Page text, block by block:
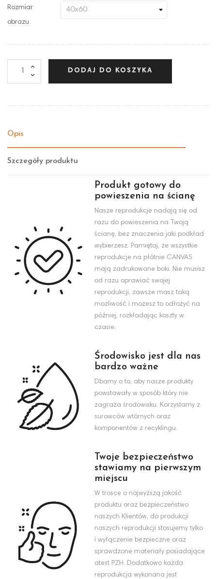
Rozmiar
obrazu
DODAJ DO KOSZYKA
Opis
Szczegóły produktu
Produkt gotowy do
powieszenia na ścianę
Nasze reprodukcje nadają się od
razu do powieszenia na Twoją
ścianę, bez znaczenia jaki podkład
wybierzesz. Pamiętaj, że wszystkie
reprodukcje na płótnie CANVAS
mają zadrukowane boki. Nie musisz
od razu oprawiać swojej
reprodukcji, zawsze masz taką
możliwość i możesz to odłożyć na
później, rozkładając koszty w
czasie.
Środowisko jest dla nas
bardzo ważne
Dbamy o to, aby nasze produkty
powstawały w sposób który nie
zagraża środowisku. Korzystamy z
surowców wtórnych oraz
komponentów z recyklingu.
Twoje bezpieczeństwo
stawiamy na pierwszym
miejscu
W trosce o najwyższą jakość
produktu oraz bezpieczeństwo
naszych Klientów, do produkcji
naszych reprodukcji stosujemy tylko
i wyłączenie bezpieczne oraz
sprawdzone materiały posiadające
atest PZH. Dodatkowo każda
reprodukcja wykonana jest